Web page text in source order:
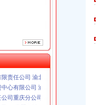
渝九 （食品许可证）
公司 渝江25万 （工商注册）
责任公司 渝北800万 （进出口权）
心有限公司 渝大10万 （工商注册）
司重庆分公司 渝江 （工商注册）
（执照专让）